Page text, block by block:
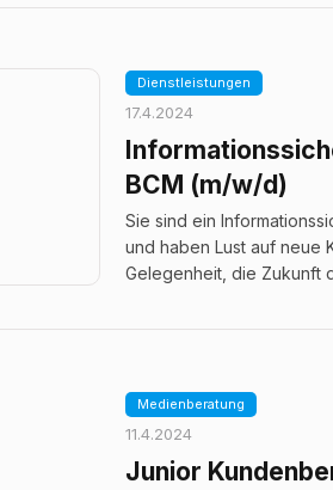
Dienstleistungen
17.4.2024
BCM (m/w/d)
Sie sind ein
und haben Lust auf neue
Gelegenheit, die Zukunft
Medienberatung
11.4.2024
Junior